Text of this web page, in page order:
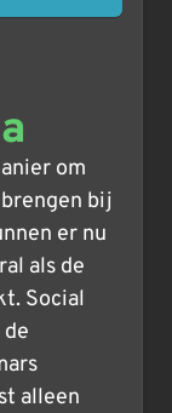
om
bij
er nu
als de
Social
alleen